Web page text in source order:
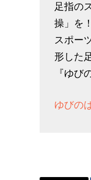
足指の
操」を！
スポー
形した
『ゆび
ゆびの